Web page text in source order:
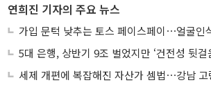
연희진 기자의 주요 뉴스
가입 문턱 낮추는 토스 페이스페이⋯얼굴인
5대 은행, 상반기 9조 벌었지만 ‘건전성 뒷
세제 개편에 복잡해진 자산가 셈법⋯강남 고